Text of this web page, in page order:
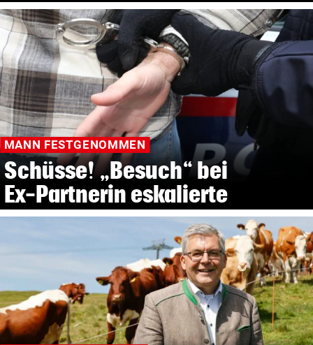
MANN FESTGENOMMEN
Schüsse! „Besuch“ bei
Ex-Partnerin eskalierte